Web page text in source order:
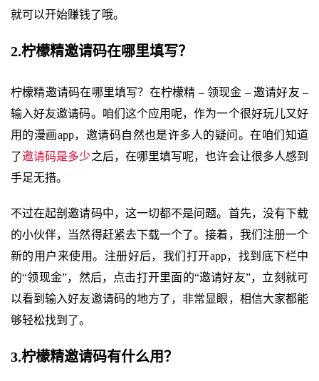
就可以开始赚钱了哦。
2.柠檬精邀请码在哪里填写？
柠檬精邀请码在哪里填写？在柠檬精 – 领现金 – 邀请好友 –
输入好友邀请码。咱们这个应用呢，作为一个很好玩儿又好
用的漫画app，邀请码自然也是许多人的疑问。在咱们知道
了邀请码是多少之后，在哪里填写呢，也许会让很多人感到
手足无措。
不过在起剖邀请码中，这一切都不是问题。首先，没有下载
的小伙伴，当然得赶紧去下载一个了。接着，我们注册一个
新的用户来使用。注册好后，我们打开app，找到底下栏中
的“领现金”，然后，点击打开里面的“邀请好友”，立刻就可
以看到输入好友邀请码的地方了，非常显眼，相信大家都能
够轻松找到了。
3.柠檬精邀请码有什么用？